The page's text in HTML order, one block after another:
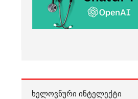
ᲮᲔᲚᲝᲕᲜᲣᲠᲘ ᲘᲜᲢᲔᲚᲔᲥᲢᲘ